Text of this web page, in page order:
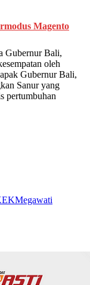
Magento
Gubernur Bali,
oleh
Gubernur Bali,
Sanur yang
pertumbuhan
Megawati